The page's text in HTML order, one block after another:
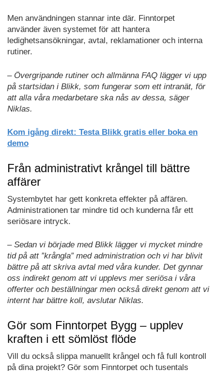
Men användningen stannar inte där. Finntorpet
använder även systemet för att hantera
ledighetsansökningar, avtal, reklamationer och interna
rutiner.
– Övergripande rutiner och allmänna FAQ lägger vi upp
på startsidan i Blikk, som fungerar som ett intranät, för
att alla våra medarbetare ska nås av dessa, säger
Niklas.
Kom igång direkt: Testa Blikk gratis eller boka en
demo
Från administrativt krångel till bättre
affärer
Systembytet har gett konkreta effekter på affären.
Administrationen tar mindre tid och kunderna får ett
seriösare intryck.
– Sedan vi började med Blikk lägger vi mycket mindre
tid på att ”krångla” med administration och vi har blivit
bättre på att skriva avtal med våra kunder. Det gynnar
oss indirekt genom att vi upplevs mer seriösa i våra
offerter och beställningar men också direkt genom att vi
internt har bättre koll, avslutar Niklas.
Gör som Finntorpet Bygg – upplev
kraften i ett sömlöst flöde
Vill du också slippa manuellt krångel och få full kontroll
på dina projekt? Gör som Finntorpet och tusentals